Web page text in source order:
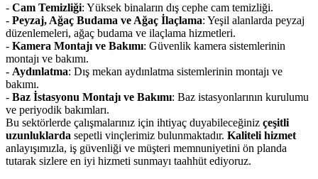
- Cam Temizliği: Yüksek binaların dış cephe cam temizliği.
- Peyzaj, Ağaç Budama ve Ağaç İlaçlama: Yeşil alanlarda peyzaj
düzenlemeleri, ağaç budama ve ilaçlama hizmetleri.
- Kamera Montajı ve Bakımı: Güvenlik kamera sistemlerinin
montajı ve bakımı.
- Aydınlatma: Dış mekan aydınlatma sistemlerinin montajı ve
bakımı.
- Baz İstasyonu Montajı ve Bakımı: Baz istasyonlarının kurulumu
ve periyodik bakımları.
Bu sektörlerde çalışmalarınız için ihtiyaç duyabileceğiniz çeşitli
uzunluklarda sepetli vinçlerimiz bulunmaktadır. Kaliteli hizmet
anlayışımızla, iş güvenliği ve müşteri memnuniyetini ön planda
tutarak sizlere en iyi hizmeti sunmayı taahhüt ediyoruz.